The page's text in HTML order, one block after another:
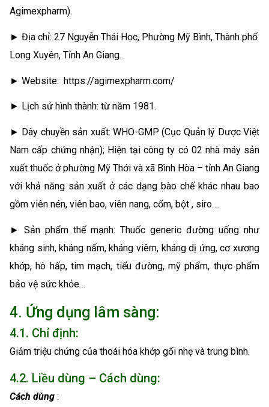
Agimexpharm).
► Địa chỉ: 27 Nguyễn Thái Học, Phường Mỹ Bình, Thành phố
Long Xuyên, Tỉnh An Giang..
► Website: https://agimexpharm.com/
► Lịch sử hình thành: từ năm 1981.
► Dây chuyền sản xuất: WHO-GMP (Cục Quản lý Dược Việt
Nam cấp chứng nhận); Hiện tại công ty có 02 nhà máy sản
xuất thuốc ở phường Mỹ Thới và xã Bình Hòa – tỉnh An Giang
với khả năng sản xuất ở các dạng bào chế khác nhau bao
gồm viên nén, viên bao, viên nang, cốm, bột , siro….
► Sản phẩm thế mạnh: Thuốc generic đường uống như
kháng sinh, kháng nấm, kháng viêm, kháng dị ứng, cơ xương
khớp, hô hấp, tim mạch, tiểu đường, mỹ phẩm, thực phẩm
bảo vệ sức khỏe…
4. Ứng dụng lâm sàng:
4.1. Chỉ định:
Giảm triệu chứng của thoái hóa khớp gối nhẹ và trung bình.
4.2. Liều dùng – Cách dùng:
Cách dùng :